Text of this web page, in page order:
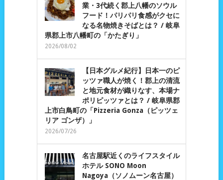
業・3代続く郡上八幡のソウル
フード！パリパリ食感がクセに
なる名物焼きそばとは？ / 岐阜
県郡上市八幡町の「かたぎり」
2026/08/02
【日本グルメ紀行】日本一のピ
ッツァ職人が焼く！郡上の清流
と地元食材が織りなす、本場ナ
ポリピッツァとは？ / 岐阜県郡
上市白鳥町の「Pizzeria Gonza（ピッツェ
リア ゴンザ）」
2026/07/26
名古屋駅近くのライフスタイル
ホテル SONO Moon
Nagoya（ソノムーン名古屋）